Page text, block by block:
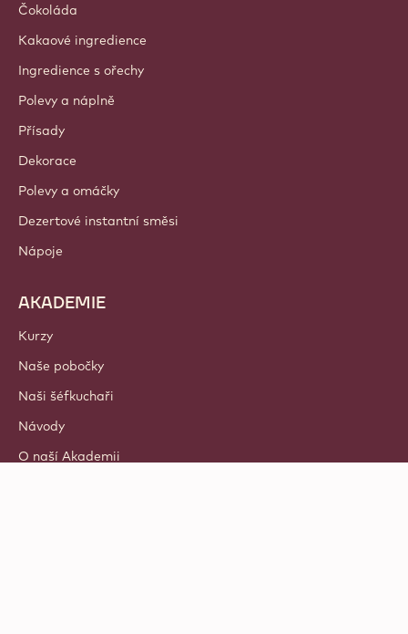
Čokoláda
Kakaové ingredience
Ingredience s ořechy
Polevy a náplně
Přísady
Dekorace
Polevy a omáčky
Dezertové instantní směsi
Nápoje
AKADEMIE
Kurzy
Naše pobočky
Naši šéfkuchaři
Návody
O naší Akademii